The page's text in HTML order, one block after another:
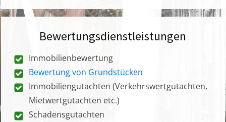
Bewertungsdienstleistungen
Immobilienbewertung
Bewertung von Grundstücken
Immobiliengutachten (Verkehrswertgutachten,
Mietwertgutachten etc.)
Schadensgutachten